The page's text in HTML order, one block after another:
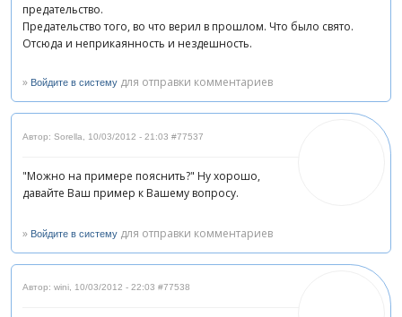
предательство.
Предательство того, во что верил в прошлом. Что было свято.
Отсюда и неприкаянность и нездешность.
» Войдите в систему для отправки комментариев
Автор: Sorella 10/03/2012 - 21:03 #77537
"Можно на примере пояснить?" Ну хорошо,
давайте Ваш пример к Вашему вопросу.
» Войдите в систему для отправки комментариев
Автор: wini 10/03/2012 - 22:03 #77538